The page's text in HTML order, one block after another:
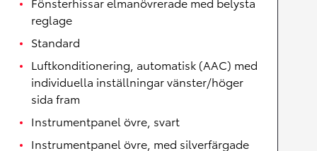
reglage
Standard
Luftkonditionering, automatisk (AAC) med
individuella inställningar vänster/höger
sida fram
Instrumentpanel övre, svart
Instrumentpanel övre, med silverfärgade